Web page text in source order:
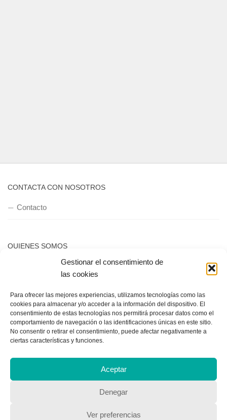
Gestionar el consentimiento de
las cookies
Para ofrecer las mejores experiencias, utilizamos tecnologías como las
cookies para almacenar y/o acceder a la información del dispositivo. El
consentimiento de estas tecnologías nos permitirá procesar datos como el
comportamiento de navegación o las identificaciones únicas en este sitio.
No consentir o retirar el consentimiento, puede afectar negativamente a
ciertas características y funciones.
Aceptar
Denegar
Ver preferencias
CONTACTA CON NOSOTROS
Contacto
QUIENES SOMOS
Quienes somos
POLÍTICA DE PRIVACIDAD
Política de privacidad